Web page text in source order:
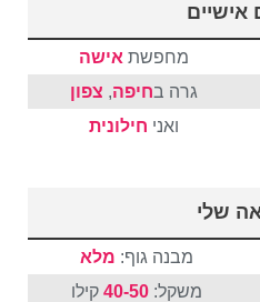
אישיים
מחפשת אישה
גרה בחיפה, צפון
ואני חילונית
שלי
מבנה גוף: מלא
משקל: 40-50 קילו